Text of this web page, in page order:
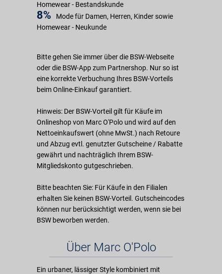
Homewear - Bestandskunde
8%
Mode für Damen, Herren, Kinder sowie
Homewear - Neukunde
Bitte gehen Sie immer über die BSW-Webseite
oder die BSW-App zum Partnershop. Nur so ist
eine korrekte Verbuchung Ihres BSW-Vorteils
beim Online-Einkauf garantiert.
Hinweis: Der BSW-Vorteil gilt für Käufe im
Onlineshop von Marc O'Polo und wird auf den
Nettoeinkaufswert (ohne MwSt.) nach Retoure
und Abzug evtl. genutzter Gutscheine / Rabatte
gewährt und nachträglich Ihrem BSW-
Mitgliedskonto gutgeschrieben.
Bitte beachten Sie: Für Käufe in den Filialen
erhalten Sie keinen BSW-Vorteil. Gutscheincodes
können nur berücksichtigt werden, wenn sie bei
BSW beworben werden.
Über Marc O'Polo
Ein urbaner, lässiger Style kombiniert mit